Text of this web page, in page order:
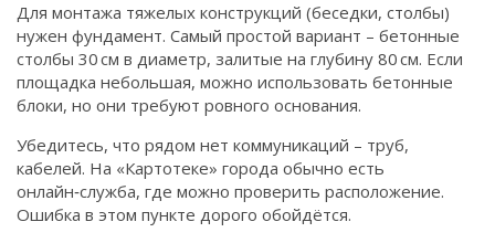
Для монтажа тяжелых конструкций (беседки, столбы)
нужен фундамент. Самый простой вариант – бетонные
столбы 30 см в диаметр, залитые на глубину 80 см. Если
площадка небольшая, можно использовать бетонные
блоки, но они требуют ровного основания.
Убедитесь, что рядом нет коммуникаций – труб,
кабелей. На «Картотеке» города обычно есть
онлайн‑служба, где можно проверить расположение.
Ошибка в этом пункте дорого обойдётся.